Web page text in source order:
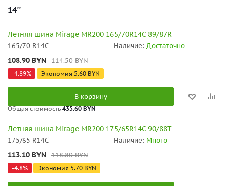
14''
Летняя шина Mirage MR200 165/70R14C 89/87R
165/70 R14C Наличие: Достаточно
108.90 BYN 114.50BYN
-4.89% Экономия 5.60 BYN
В корзину
Общая стоимость 435.60 BYN
Летняя шина Mirage MR200 175/65R14C 90/88T
175/65 R14C Наличие: Много
113.10 BYN 118.80BYN
-4.8% Экономия 5.70 BYN